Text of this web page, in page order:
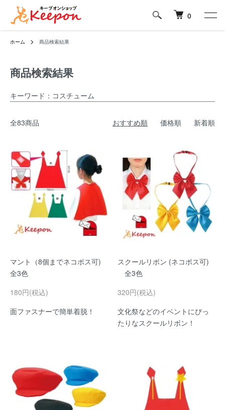
0
ホーム 商品検索結果
商品検索結果
キーワード：コスチューム
全83商品 おすすめ順 価格順 新着順
マント（8個までネコポス可)
全3色
180円(税込)
面ファスナーで簡単着脱！
スクールリボン (ネコポス可)
全3色
320円(税込)
文化祭などのイベントにぴっ
たりなスクールリボン！